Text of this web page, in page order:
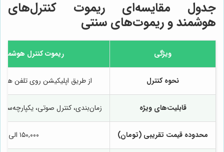
جدول مقایسه‌ای ریموت کنترل‌های
هوشمند و ریموت‌های سنتی
ویژگی ریموت کنترل هوشمند
نحوه کنترل از طریق اپلیکیشن روی تلفن
قابلیت‌های ویژه زمان‌بندی، کنترل صوتی،
محدوده قیمت تقریبی (تومان) ۱۵۰,۰۰۰ الی ۸۰۰,۰۰۰